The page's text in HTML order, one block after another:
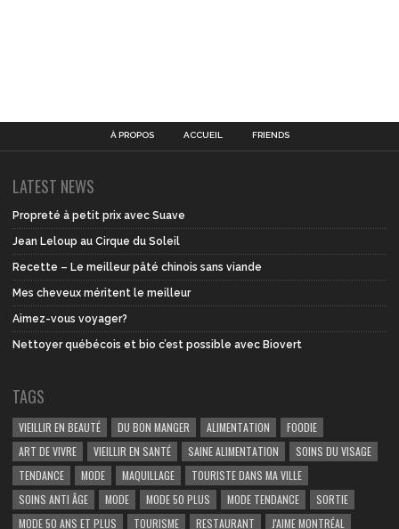
À PROPOS ACCUEIL FRIENDS
LATEST NEWS
Propreté à petit prix avec Suave
Jean Leloup au Cirque du Soleil
Recette – Le meilleur pâté chinois sans viande
Mes cheveux méritent le meilleur
Aimez-vous voyager?
Nettoyer québécois et bio c’est possible avec Biovert
TAGS
VIEILLIR EN BEAUTÉ DU BON MANGER ALIMENTATION
FOODIE
ART DE VIVRE
VIEILLIR EN SANTÉ SAINE ALIMENTATION
SOINS DU VISAGE
TENDANCE
MODE MAQUILLAGE
TOURISTE DANS MA VILLE
SOINS ANTI ÂGE
MODE MODE 50 PLUS MODE TENDANCE
SORTIE
MODE 50 ANS ET PLUS
TOURISME RESTAURANT J'AIME MONTRÉAL